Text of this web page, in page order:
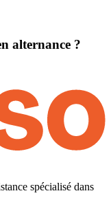
alternance ?
spécialisé dans